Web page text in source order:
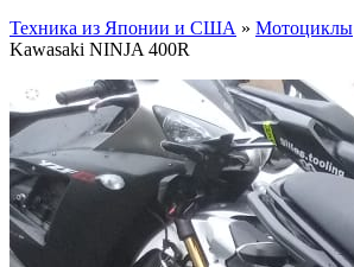
Техника из Японии и США » Мотоциклы
Kawasaki NINJA 400R